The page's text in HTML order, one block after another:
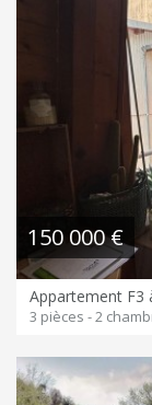
150 000 €
Appartement F3
3 pièces - 2